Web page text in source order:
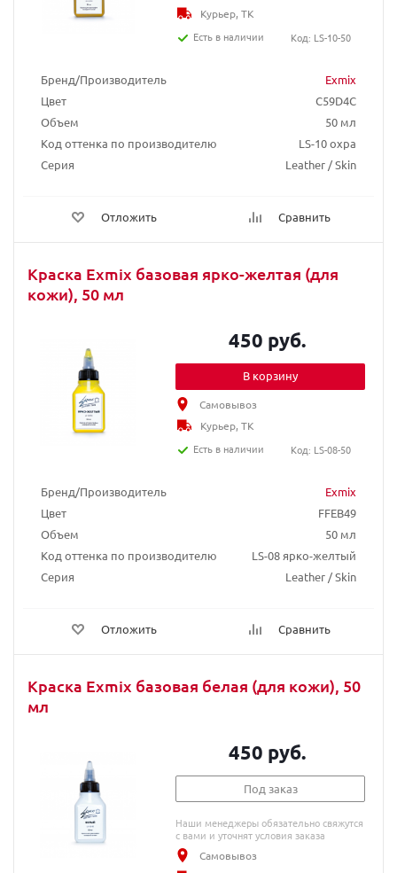
Бренд/Производитель
Exmix
Цвет
C59D4C
Объем
50 мл
Код оттенка по производителю
LS-10 охра
Серия
Leather / Skin
Отложить Сравнить
Курьер, ТК
Есть в наличии
Код: LS-10-50
Краска Exmix базовая ярко-желтая (для
кожи), 50 мл
Бренд/Производитель
Exmix
Цвет
FFEB49
Объем
50 мл
Код оттенка по производителю
LS-08 ярко-желтый
Серия
Leather / Skin
Отложить Сравнить
450 руб.
В корзину
Самовывоз
Курьер, ТК
Есть в наличии
Код: LS-08-50
Краска Exmix базовая белая (для кожи), 50
мл
450 руб.
Под заказ
Наши менеджеры обязательно свяжутся
с вами и уточнят условия заказа
Самовывоз